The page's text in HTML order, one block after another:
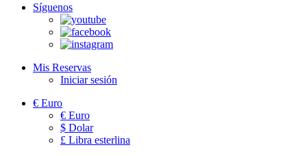
Síguenos
Mis Reservas
Iniciar sesión
€ Euro
€ Euro
$ Dolar
£ Libra esterlina